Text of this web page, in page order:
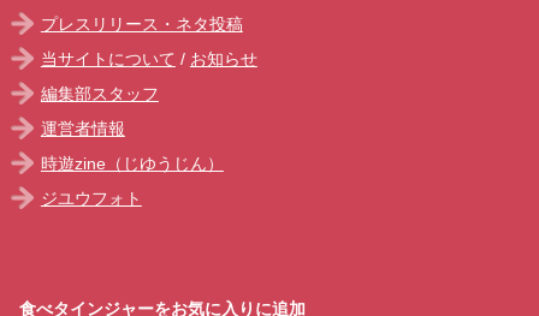
プレスリリース・ネタ投稿
当サイトについて / お知らせ
編集部スタッフ
運営者情報
時遊zine（じゆうじん）
ジユウフォト
食べタインジャーをお気に入りに追加